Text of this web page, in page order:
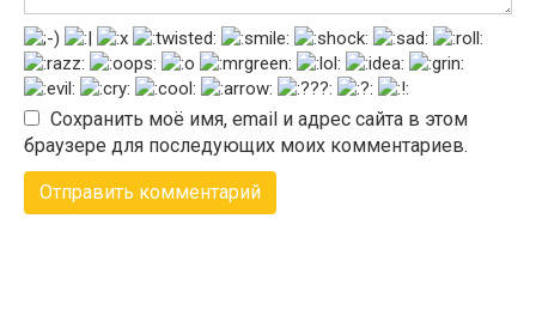
Сохранить моё имя, email и адрес сайта в этом
браузере для последующих моих комментариев.